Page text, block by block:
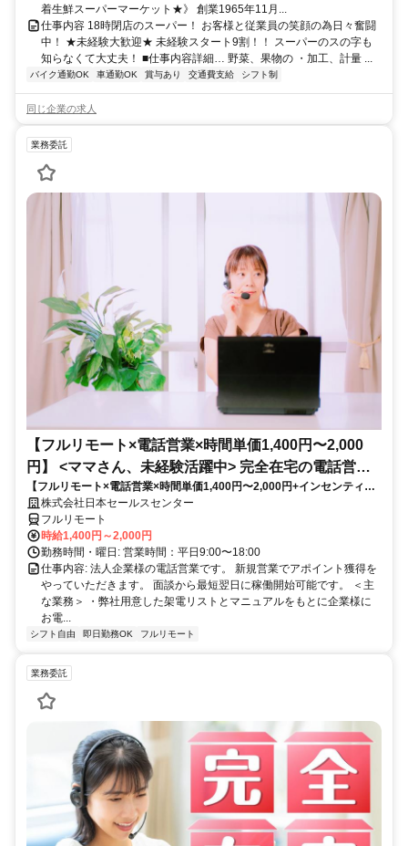
着生鮮スーパーマーケット★》 創業1965年11月...
仕事内容 18時閉店のスーパー！ お客様と従業員の笑顔の為日々奮闘
中！ ★未経験大歓迎★ 未経験スタート9割！！ スーパーのスの字も
知らなくて大丈夫！ ■仕事内容詳細… 野菜、果物の ・加工、計量 ...
バイク通勤OK 車通勤OK 賞与あり 交通費支給 シフト制
同じ企業の求人
業務委託
【フルリモート×電話営業×時間単価1,400円〜2,000
円】 <ママさん、未経験活躍中> 完全在宅の電話営業
で家庭と仕事の両立を実現
【フルリモート×電話営業×時間単価1,400円〜2,000円+インセンティブ
あり】 ＜ママさん、未経験活躍中＞ 完全在宅の電話営業で家庭と仕事の
両立を実現
株式会社日本セールスセンター
フルリモート
時給1,400円～2,000円
勤務時間・曜日: 営業時間：平日9:00〜18:00
仕事内容: 法人企業様の電話営業です。 新規営業でアポイント獲得を
やっていただきます。 面談から最短翌日に稼働開始可能です。 ＜主
な業務＞ ・弊社用意した架電リストとマニュアルをもとに企業様に
お電...
シフト自由 即日勤務OK フルリモート
業務委託